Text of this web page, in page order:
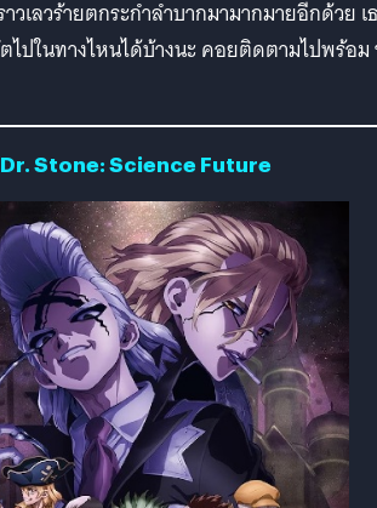
าวเลวร้ายตกระกำลำบากมามากมายอีกด้วย เ
ไปในทางไหนได้บ้างนะ คอยติดตามไปพร้อม
Dr. Stone: Science Future